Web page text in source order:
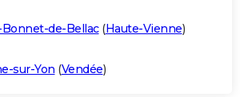
Bonnet-de-Bellac(Haute-Vienne)
sur-Yon (Vendée)